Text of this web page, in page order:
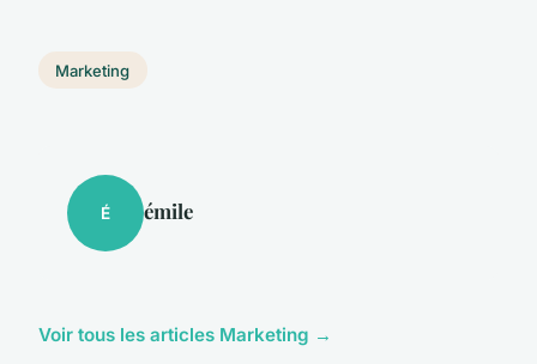
Marketing
É émile
Voir tous les articles Marketing →